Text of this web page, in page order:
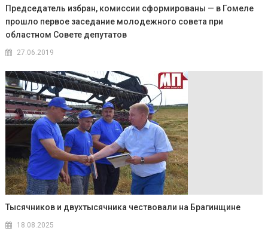
Председатель избран, комиссии сформированы — в Гомеле
прошло первое заседание молодежного совета при
областном Совете депутатов
27.06.2019
Тысячников и двухтысячника чествовали на Брагинщине
18.08.2025